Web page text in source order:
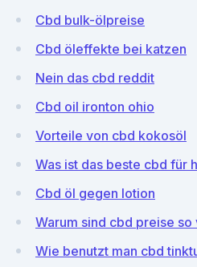
Cbd bulk-ölpreise
Cbd öleffekte bei katzen
Nein das cbd reddit
Cbd oil ironton ohio
Vorteile von cbd kokosöl
Was ist das beste cbd für
Cbd öl gegen lotion
Warum sind cbd preise
Wie benutzt man cbd